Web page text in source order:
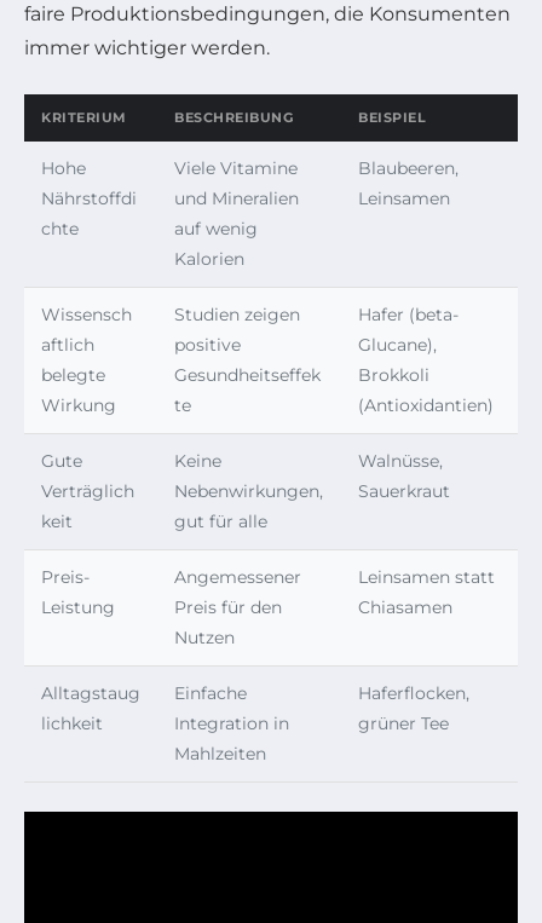
faire Produktionsbedingungen, die Konsumenten
immer wichtiger werden.
KRITERIUM BESCHREIBUNG BEISPIEL
Hohe
Nährstoffdi
chte
Viele Vitamine
und Mineralien
auf wenig
Kalorien
Blaubeeren,
Leinsamen
Wissensch
aftlich
belegte
Wirkung
Studien zeigen
positive
Gesundheitseffek
te
Hafer (beta-
Glucane),
Brokkoli
(Antioxidantien)
Gute
Verträglich
keit
Keine
Nebenwirkungen,
gut für alle
Walnüsse,
Sauerkraut
Preis-
Leistung
Angemessener
Preis für den
Nutzen
Leinsamen statt
Chiasamen
Alltagstaug
lichkeit
Einfache
Integration in
Mahlzeiten
Haferflocken,
grüner Tee